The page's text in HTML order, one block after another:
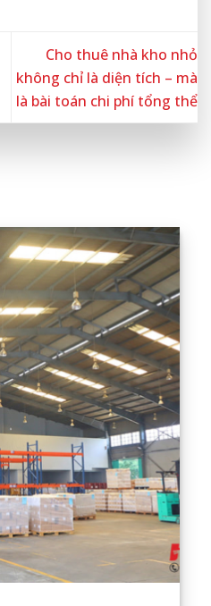
Cho thuê nhà kho nhỏ
không chỉ là diện tích – mà
là bài toán chi phí tổng thể